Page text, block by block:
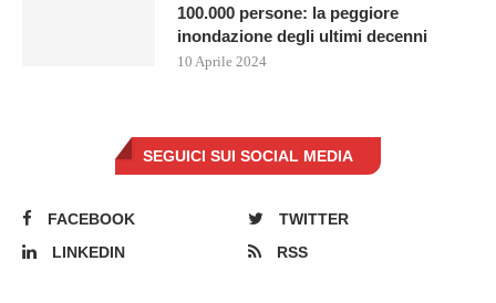
100.000 persone: la peggiore
inondazione degli ultimi decenni
10 Aprile 2024
SEGUICI SUI SOCIAL MEDIA
FACEBOOK
TWITTER
LINKEDIN
RSS